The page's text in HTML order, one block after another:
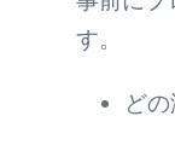
す。
ど